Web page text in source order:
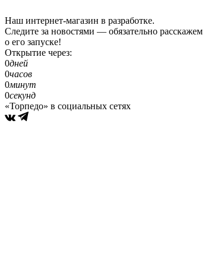
Наш интернет-магазин в разработке.
Следите за новостями — обязательно расскажем
о его запуске!
Открытие через:
0дней
0часов
0минут
0секунд
«Торпедо» в социальных сетях